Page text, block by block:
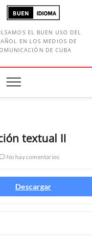
EL BUEN USO DEL
EN LOS MEDIOS DE
DE CUBA
textual II
No hay comentarios
Descargar